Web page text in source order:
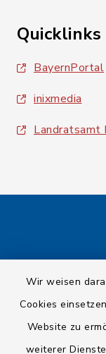
Wir weisen
Cookies
Website zu
weiterer
Quicklinks
BayernPortal
inixmedia
Landratsamt